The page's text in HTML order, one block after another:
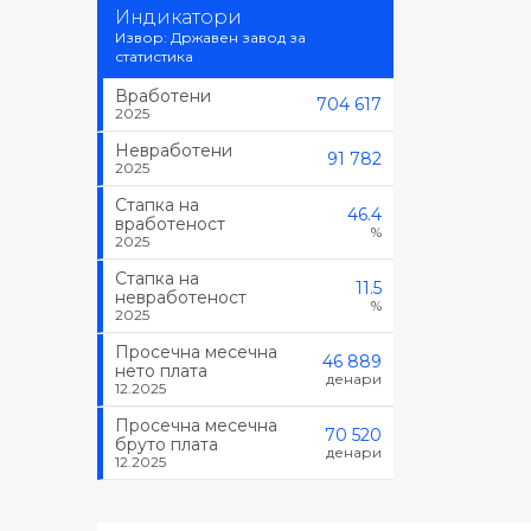
Индикатори
Извор: Државен завод за
Вработени
2025
Невработени
2025
Стапка на
вработеност
2025
46.4
Стапка на
невработеност
2025
11.5
Просечна месечна
нето плата
12.2025
46 889
Просечна месечна
бруто плата
12.2025
70 520